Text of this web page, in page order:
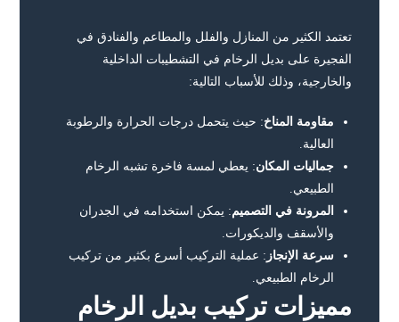
تعتمد الكثير من المنازل والفلل والمطاعم والفنادق في
الفجيرة على بديل الرخام في التشطيبات الداخلية
والخارجية، وذلك للأسباب التالية:
مقاومة المناخ: حيث يتحمل درجات الحرارة والرطوبة
العالية.
جماليات المكان: يعطي لمسة فاخرة تشبه الرخام
الطبيعي.
المرونة في التصميم: يمكن استخدامه في الجدران
والأسقف والديكورات.
سرعة الإنجاز : عملية التركيب أسرع بكثير من تركيب
الرخام الطبيعي.
مميزات تركيب بديل الرخام